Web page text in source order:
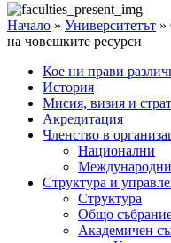
Начало » Университетът »
на човешките ресурси
Кое ни прави
История
Мисия, визия и
Акредитация
Членство в
Национални
Международни
Структура и
Структура
Общо
Академичен